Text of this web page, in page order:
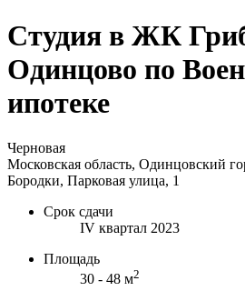
Студия в ЖК
Одинцово по
ипотеке
Черновая
Московская область, Одинцовский
Бородки, Парковая улица, 1
Срок сдачи
IV квартал 2023
Площадь
30 - 48 м2